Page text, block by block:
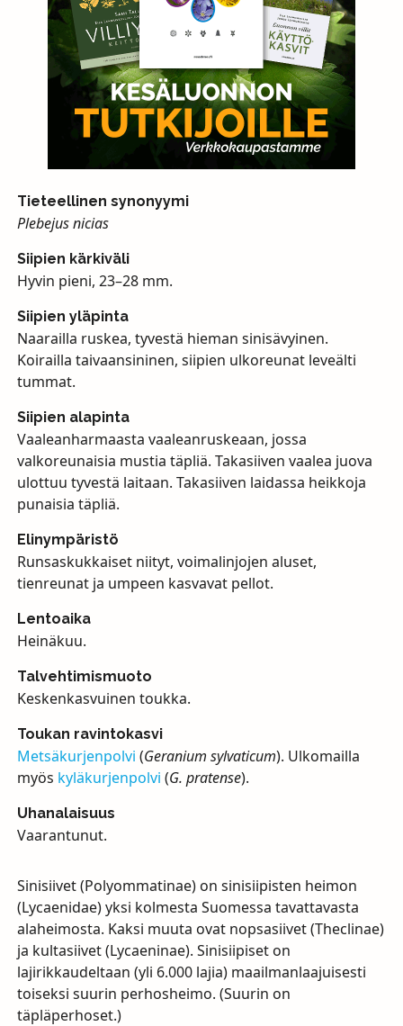
Tieteellinen synonyymi
Plebejus nicias
Siipien kärkiväli
Hyvin pieni, 23–28 mm.
Siipien yläpinta
Naarailla ruskea, tyvestä hieman sinisävyinen.
Koirailla taivaansininen, siipien ulkoreunat leveälti
tummat.
Siipien alapinta
Vaaleanharmaasta vaaleanruskeaan, jossa
valkoreunaisia mustia täpliä. Takasiiven vaalea juova
ulottuu tyvestä laitaan. Takasiiven laidassa heikkoja
punaisia täpliä.
Elinympäristö
Runsaskukkaiset niityt, voimalinjojen aluset,
tienreunat ja umpeen kasvavat pellot.
Lentoaika
Heinäkuu.
Talvehtimismuoto
Keskenkasvuinen toukka.
Toukan ravintokasvi
Metsäkurjenpolvi (Geranium sylvaticum). Ulkomailla
myös kyläkurjenpolvi (G. pratense).
Uhanalaisuus
Vaarantunut.
Sinisiivet (Polyommatinae) on sinisiipisten heimon
(Lycaenidae) yksi kolmesta Suomessa tavattavasta
alaheimosta. Kaksi muuta ovat nopsasiivet (Theclinae)
ja kultasiivet (Lycaeninae). Sinisiipiset on
lajirikkaudeltaan (yli 6.000 lajia) maailmanlaajuisesti
toiseksi suurin perhosheimo. (Suurin on
täpläperhoset.)